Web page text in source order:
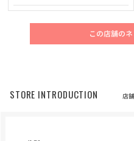
この店舗の
STORE INTRODUCTION 店